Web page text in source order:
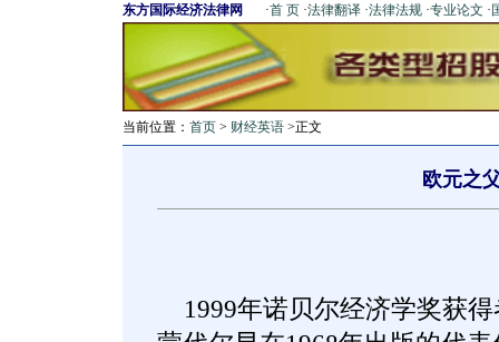
东方国际经济法律网 ·首 页 ·法律翻译 ·法律法规 ·专业论文 ·
当前位置： 首页 > 财经英语 >正文
欧元之
1999年诺贝尔经济学奖获得